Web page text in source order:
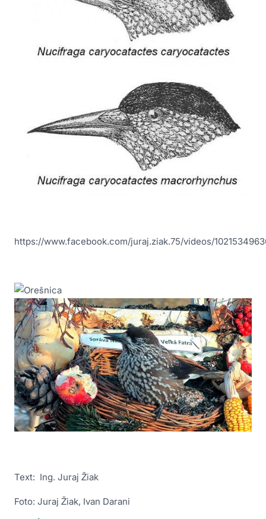
https://www.facebook.com/juraj.ziak.75/videos/
Text: Ing. Juraj Žiak
Foto: Juraj Žiak, Ivan Darani